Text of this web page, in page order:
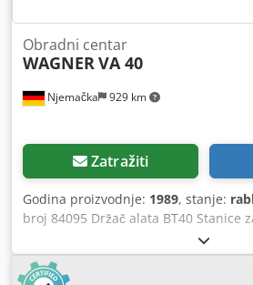
Njemačka 929 km
Obradni centar
WAGNERVA 40
Zatražiti
Godina proizvodnje: 1989, stanje:
broj 84095 Držač alata BT40 Stanice
stezanja stola 1300 x 400 mm
utora: 3 T-utora T-utori - širina 18
Dimenzije cca. 3000 x 2500 x 2500 mm